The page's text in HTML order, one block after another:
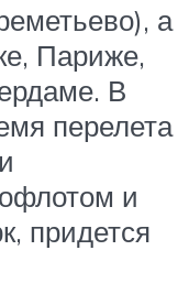
а
Париже,
В
перелета
и
придется